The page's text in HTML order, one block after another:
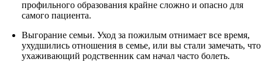
профильного образования крайне сложно и опасно для
самого пациента.
Выгорание семьи. Уход за пожилым отнимает все время,
ухудшились отношения в семье, или вы стали замечать, что
ухаживающий родственник сам начал часто болеть.